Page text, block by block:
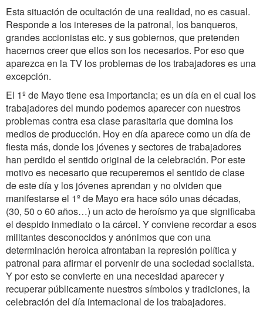
Esta situación de ocultación de una realidad, no es casual.
Responde a los intereses de la patronal, los banqueros,
grandes accionistas etc. y sus gobiernos, que pretenden
hacernos creer que ellos son los necesarios. Por eso que
aparezca en la TV los problemas de los trabajadores es una
excepción.
El 1º de Mayo tiene esa importancia; es un día en el cual los
trabajadores del mundo podemos aparecer con nuestros
problemas contra esa clase parasitaria que domina los
medios de producción. Hoy en día aparece como un día de
fiesta más, donde los jóvenes y sectores de trabajadores
han perdido el sentido original de la celebración. Por este
motivo es necesario que recuperemos el sentido de clase
de este día y los jóvenes aprendan y no olviden que
manifestarse el 1º de Mayo era hace sólo unas décadas,
(30, 50 o 60 años…) un acto de heroísmo ya que significaba
el despido inmediato o la cárcel. Y conviene recordar a esos
militantes desconocidos y anónimos que con una
determinación heroica afrontaban la represión política y
patronal para afirmar el porvenir de una sociedad socialista.
Y por esto se convierte en una necesidad aparecer y
recuperar públicamente nuestros símbolos y tradiciones, la
celebración del día internacional de los trabajadores.